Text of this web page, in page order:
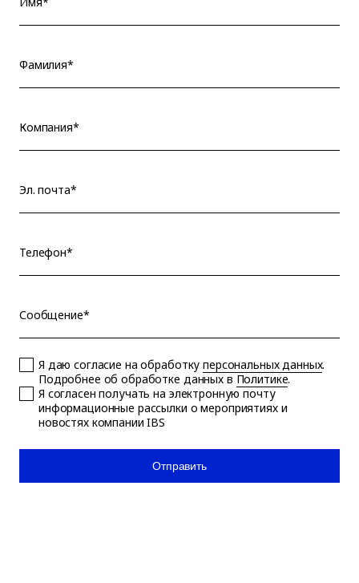
Фамилия*
Компания*
Эл. почта*
Телефон*
Сообщение*
Я даю согласие на обработкуперсональных данных.
Подробнее об обработке данных в Политике.
Я согласен получать на электронную почту
информационные рассылки о мероприятиях и
новостях компании IBS
Отправить